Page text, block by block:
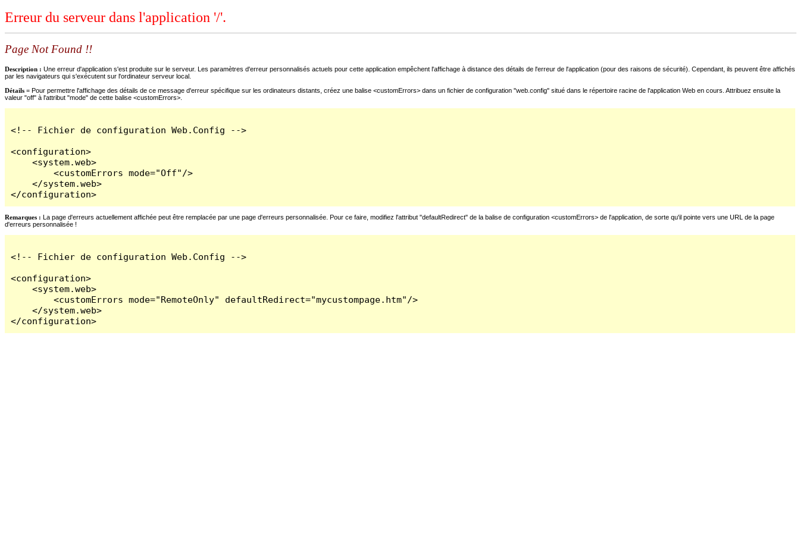
Erreur du serveur dans l'application '/'.
Page Not Found !!
Description : Une erreur d'application s'est produite sur le serveur. Les paramètres d'erreur personnalisés actuels pour cette application empêchent l'affichage à distance des détails de l'erreur de l'application (pour des raisons de sécurité). Cependant, ils peuvent être affichés
par les navigateurs qui s'exécutent sur l'ordinateur serveur local.
Détails = Pour permettre l'affichage des détails de ce message d'erreur spécifique sur les ordinateurs distants, créez une balise <customErrors> dans un fichier de configuration "web.config" situé dans le répertoire racine de l'application Web en cours. Attribuez ensuite la
valeur "off" à l'attribut "mode" de cette balise <customErrors>.
<!-- Fichier de configuration Web.Config -->
<configuration>
    <system.web>
        <customErrors mode="Off"/>
    </system.web>
</configuration>
Remarques : La page d'erreurs actuellement affichée peut être remplacée par une page d'erreurs personnalisée. Pour ce faire, modifiez l'attribut "defaultRedirect" de la balise de configuration <customErrors> de l'application, de sorte qu'il pointe vers une URL de la page
d'erreurs personnalisée !
<!-- Fichier de configuration Web.Config -->
<configuration>
    <system.web>
        <customErrors mode="RemoteOnly" defaultRedirect="mycustompage.htm"/>
    </system.web>
</configuration>